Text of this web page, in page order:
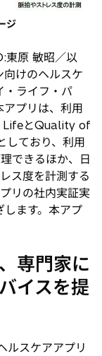
ジ
東原 敏昭／以
けのヘルスケ
ライフ・パ
アプリは、利用
LifeとQuality of
しており、利用
できるほか、日
ス度を計測する
リの社内実証実
ます。本アプ
専門家に
イスを提
ルスケアアプリ